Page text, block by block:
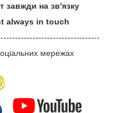
завжди на зв'язку
always in touch
мережах